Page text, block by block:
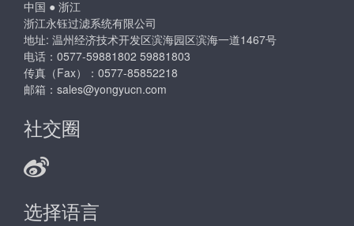
中国 ● 浙江
浙江永钰过滤系统有限公司
地址: 温州经济技术开发区滨海园区滨海一道1467号
电话：0577-59881802 59881803
传真（Fax）：0577-85852218
邮箱： sales@yongyucn.com
社交圈
选择语言